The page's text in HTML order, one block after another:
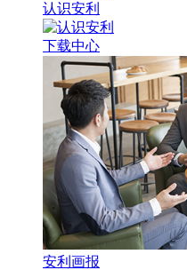
认识安利
下载中心
安利画报